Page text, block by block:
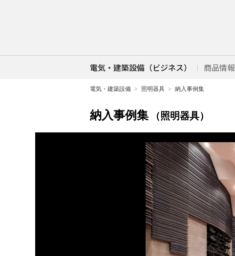
電気・建築設備（ビジネス） 商品情報
電気・建築設備 照明器具 納入事例集
納入事例集 （照明器具）